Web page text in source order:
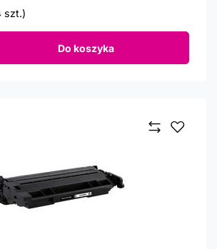
szt.)
Do koszyka